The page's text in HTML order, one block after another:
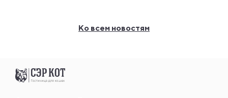
Ко всем новостям